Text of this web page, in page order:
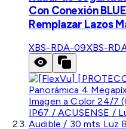
Con Conexión
Remplazar Lazos
XBS-RDA-09XBS-